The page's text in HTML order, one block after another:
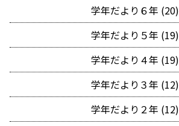
学年だより６年 (20)
学年だより５年 (19)
学年だより４年 (19)
学年だより３年 (12)
学年だより２年 (12)